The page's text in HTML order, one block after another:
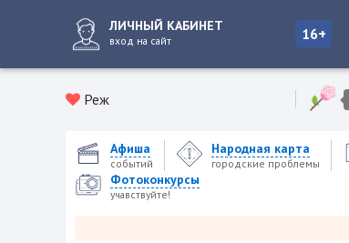
ЛИЧНЫЙ КАБИНЕТ
вход на сайт 16+
Реж
Афиша
событий
Народная карта
городские проблемы
Фотоконкурсы
учавствуйте!